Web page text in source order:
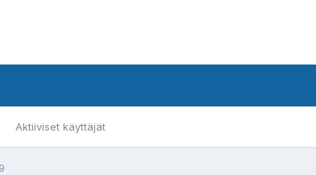
Aktiiviset käyttäjät